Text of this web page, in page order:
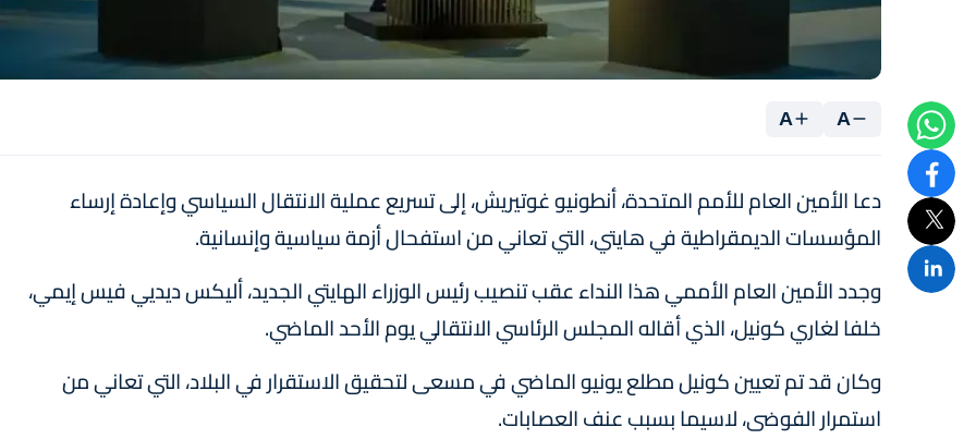
A
A
دعا الأمين العام للأمم المتحدة، أنطونيو غوتيريش، إلى تسريع عملية الانتقال السياسي وإعادة إرساء
المؤسسات الديمقراطية في هايتي، التي تعاني من استفحال أزمة سياسية وإنسانية.
وجدد الأمين العام الأممي هذا النداء عقب تنصيب رئيس الوزراء الهايتي الجديد، أليكس ديديي فيس إيمي،
خلفا لغاري كونيل، الذي أقاله المجلس الرئاسي الانتقالي يوم الأحد الماضي.
وكان قد تم تعيين كونيل مطلع يونيو الماضي في مسعى لتحقيق الاستقرار في البلاد، التي تعاني من
استمرار الفوضى، لاسيما بسبب عنف العصابات.